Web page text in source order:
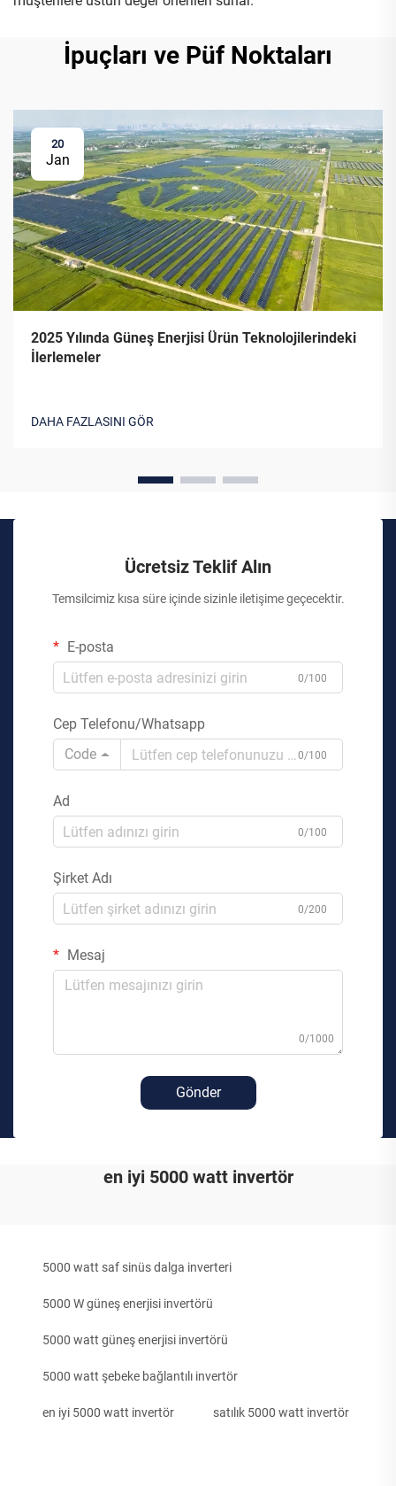
İpuçları ve Püf Noktaları
20
Jan
2025 Yılında Güneş Enerjisi Ürün Teknolojilerindeki
İlerlemeler
DAHA FAZLASINI GÖR
Ücretsiz Teklif Alın
Temsilcimiz kısa süre içinde sizinle iletişime geçecektir.
E-posta
0/100
Cep Telefonu/Whatsapp
Code
0/100
Ad
0/100
Şirket Adı
0/200
Mesaj
0/1000
Gönder
en iyi 5000 watt invertör
5000 watt saf sinüs dalga inverteri
5000 W güneş enerjisi invertörü
5000 watt güneş enerjisi invertörü
5000 watt şebeke bağlantılı invertör
en iyi 5000 watt invertör satılık 5000 watt invertör